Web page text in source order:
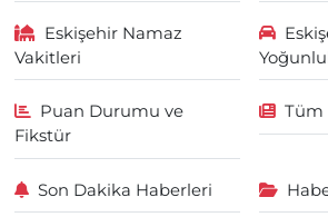
Eskişehir Namaz
Vakitleri
Puan Durumu ve
Fikstür
Tüm
Son Dakika Haberleri